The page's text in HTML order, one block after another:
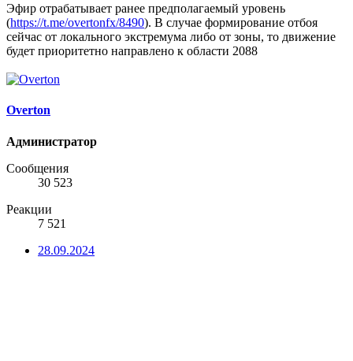
Эфир отрабатывает ранее предполагаемый уровень
(https://t.me/overtonfx/8490). В случае формирование отбоя
сейчас от локального экстремума либо от зоны, то движение
будет приоритетно направлено к области 2088
Overton
Администратор
Сообщения
30 523
Реакции
7 521
28.09.2024